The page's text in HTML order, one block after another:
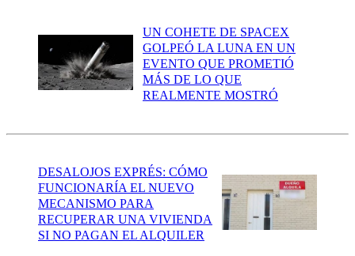
UN COHETE DE SPACEX
GOLPEÓ LA LUNA EN UN
EVENTO QUE PROMETIÓ
MÁS DE LO QUE
REALMENTE MOSTRÓ
DESALOJOS EXPRÉS: CÓMO
FUNCIONARÍA EL NUEVO
MECANISMO PARA
RECUPERAR UNA VIVIENDA
SI NO PAGAN EL ALQUILER